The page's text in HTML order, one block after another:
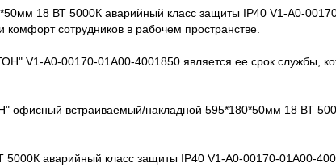
18 ВТ 5000К аварийный класс защиты IP40 V1-A0-
сотрудников в рабочем пространстве.
V1-A0-00170-01A00-4001850 является ее срок службы,
офисный встраиваемый/накладной 595*180*50мм 18 ВТ
аварийный класс защиты IP40 V1-A0-00170-01A00-